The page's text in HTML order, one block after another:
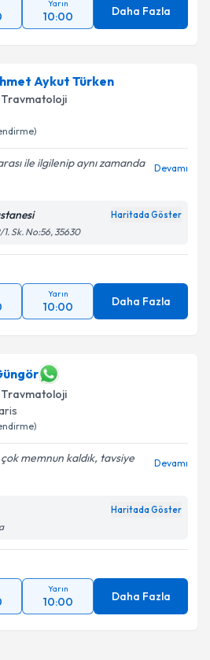
Yarın
10:00 Daha Fazla
Aykut Türken
ile ilgilenip aynı zamanda
Devamı
Haritada Göster
Sk. No:56, 35630
Yarın
10:00 Daha Fazla
memnun kaldık, tavsiye
Devamı
Haritada Göster
Yarın
10:00 Daha Fazla